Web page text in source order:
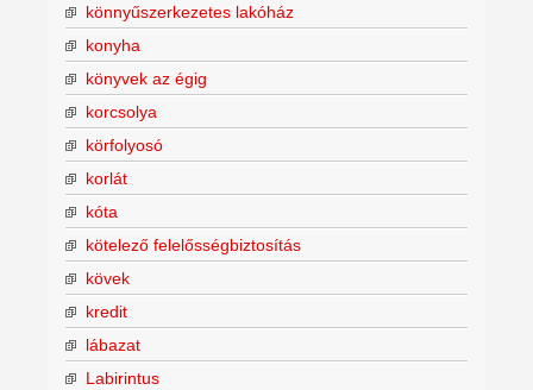
könnyűszerkezetes lakóház
konyha
könyvek az égig
korcsolya
körfolyosó
korlát
kóta
kötelező felelősségbiztosítás
kövek
kredit
lábazat
Labirintus